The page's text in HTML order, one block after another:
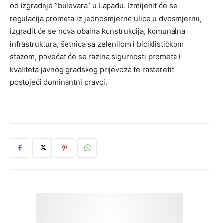
od izgradnje ”bulevara” u Lapadu. Izmijenit će se
regulacija prometa iz jednosmjerne ulice u dvosmjernu,
izgradit će se nova obalna konstrukcija, komunalna
infrastruktura, šetnica sa zelenilom i biciklističkom
stazom, povećat će se razina sigurnosti prometa i
kvaliteta javnog gradskog prijevoza te rasteretiti
postojeći dominantni pravci.